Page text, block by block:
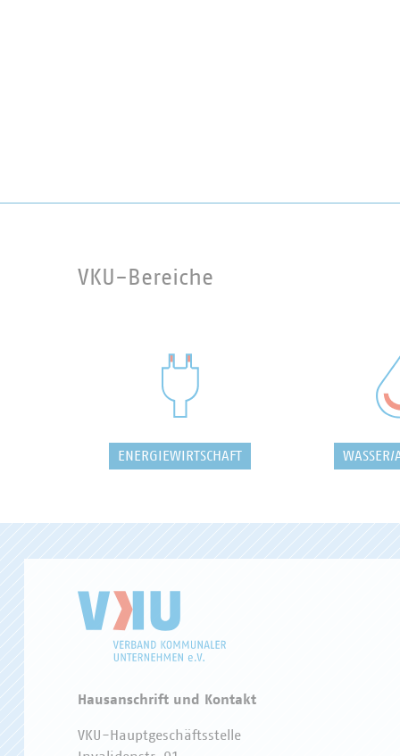
VKU-Bereiche
ENERGIEWIRTSCHAFT WASSER/
Hausanschrift und Kontakt
VKU-Hauptgeschäftsstelle